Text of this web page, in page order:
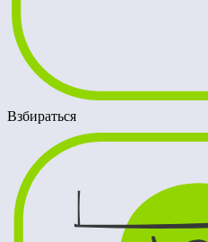
Взбираться